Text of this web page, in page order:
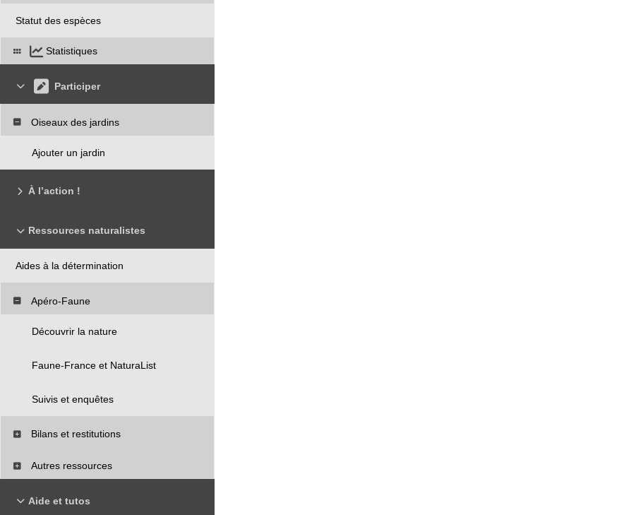
Statut des espèces
Statistiques
Participer
Oiseaux des jardins
Ajouter un jardin
À l’action !
Ressources naturalistes
Aides à la détermination
Apéro-Faune
Découvrir la nature
Faune-France et NaturaList
Suivis et enquêtes
Bilans et restitutions
Autres ressources
Aide et tutos